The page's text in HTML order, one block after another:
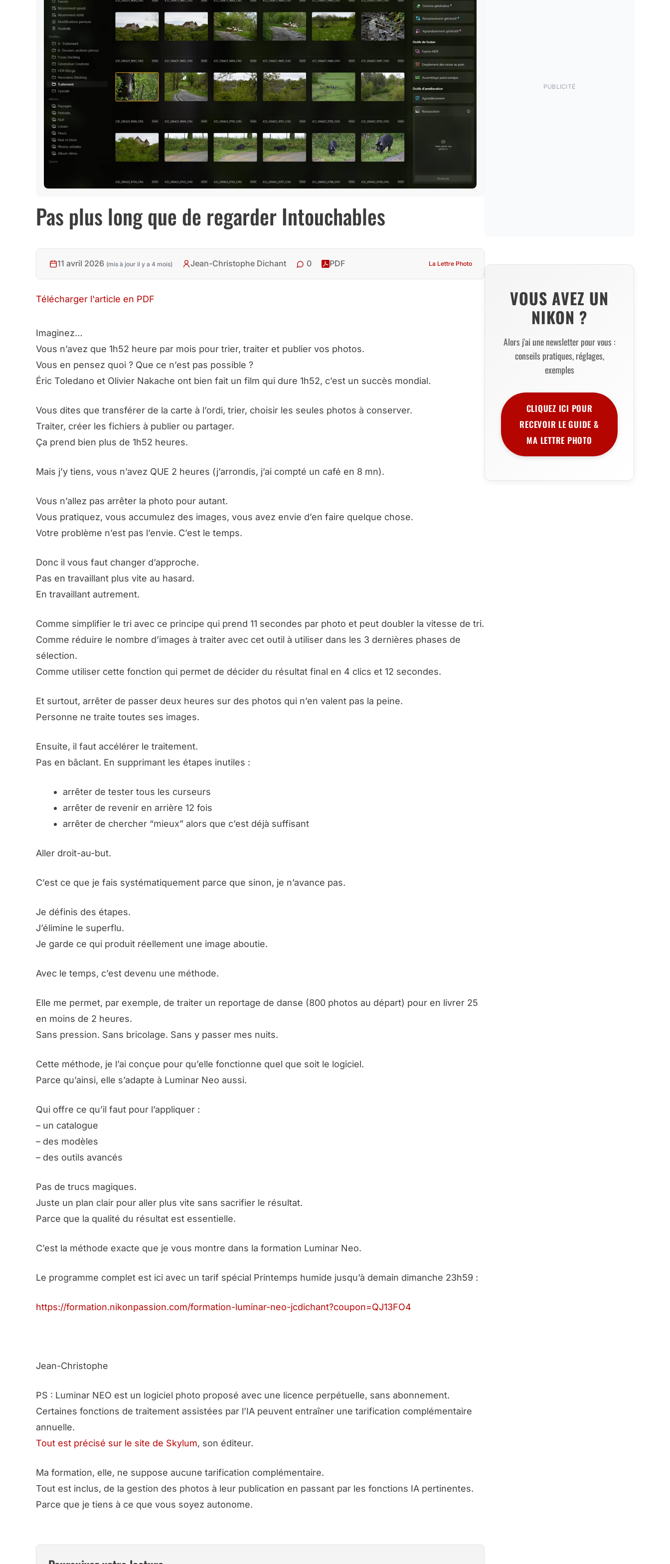
Pas plus long que de regarder Intouchables
11 avril 2026 (mis à jour il y a 4 mois) Jean-Christophe Dichant 0 PDF La Lettre Photo
Télécharger l'article en PDF
Imaginez…
Vous n’avez que 1h52 heure par mois pour trier, traiter et publier vos photos.
Vous en pensez quoi ? Que ce n’est pas possible ?
Éric Toledano et Olivier Nakache ont bien fait un film qui dure 1h52, c’est un succès mondial.
Vous dites que transférer de la carte à l’ordi, trier, choisir les seules photos à conserver.
Traiter, créer les fichiers à publier ou partager.
Ça prend bien plus de 1h52 heures.
Mais j’y tiens, vous n’avez QUE 2 heures (j’arrondis, j’ai compté un café en 8 mn).
Vous n’allez pas arrêter la photo pour autant.
Vous pratiquez, vous accumulez des images, vous avez envie d’en faire quelque chose.
Votre problème n’est pas l’envie. C’est le temps.
Donc il vous faut changer d’approche.
Pas en travaillant plus vite au hasard.
En travaillant autrement.
Comme simplifier le tri avec ce principe qui prend 11 secondes par photo et peut doubler la vitesse de tri.
Comme réduire le nombre d’images à traiter avec cet outil à utiliser dans les 3 dernières phases de
sélection.
Comme utiliser cette fonction qui permet de décider du résultat final en 4 clics et 12 secondes.
Et surtout, arrêter de passer deux heures sur des photos qui n’en valent pas la peine.
Personne ne traite toutes ses images.
Ensuite, il faut accélérer le traitement.
Pas en bâclant. En supprimant les étapes inutiles :
arrêter de tester tous les curseurs
arrêter de revenir en arrière 12 fois
arrêter de chercher “mieux” alors que c’est déjà suffisant
Aller droit-au-but.
C’est ce que je fais systématiquement parce que sinon, je n’avance pas.
Je définis des étapes.
J’élimine le superflu.
Je garde ce qui produit réellement une image aboutie.
Avec le temps, c’est devenu une méthode.
Elle me permet, par exemple, de traiter un reportage de danse (800 photos au départ) pour en livrer 25
en moins de 2 heures.
Sans pression. Sans bricolage. Sans y passer mes nuits.
Cette méthode, je l’ai conçue pour qu’elle fonctionne quel que soit le logiciel.
Parce qu’ainsi, elle s’adapte à Luminar Neo aussi.
Qui offre ce qu’il faut pour l’appliquer :
– un catalogue
– des modèles
– des outils avancés
Pas de trucs magiques.
Juste un plan clair pour aller plus vite sans sacrifier le résultat.
Parce que la qualité du résultat est essentielle.
C’est la méthode exacte que je vous montre dans la formation Luminar Neo.
Le programme complet est ici avec un tarif spécial Printemps humide jusqu’à demain dimanche 23h59 :
https://formation.nikonpassion.com/formation-luminar-neo-jcdichant?coupon=QJ13FO4
Jean-Christophe
PS : Luminar NEO est un logiciel photo proposé avec une licence perpétuelle, sans abonnement.
Certaines fonctions de traitement assistées par l’IA peuvent entraîner une tarification complémentaire
annuelle.
Tout est précisé sur le site de Skylum, son éditeur.
Ma formation, elle, ne suppose aucune tarification complémentaire.
Tout est inclus, de la gestion des photos à leur publication en passant par les fonctions IA pertinentes.
Parce que je tiens à ce que vous soyez autonome.
PUBLICITÉ
VOUS AVEZ UN
NIKON ?
Alors j'ai une newsletter pour vous :
conseils pratiques, réglages,
exemples
CLIQUEZ ICI POUR
RECEVOIR LE GUIDE &
MA LETTRE PHOTO